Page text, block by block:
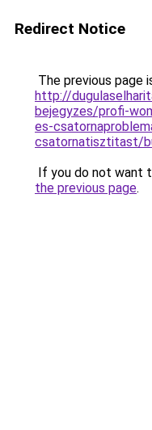
Redirect Notice
The previous page
http://
bejegyzes/profi-
es-
csatornatisztitast/
If you do not want
the previous page.